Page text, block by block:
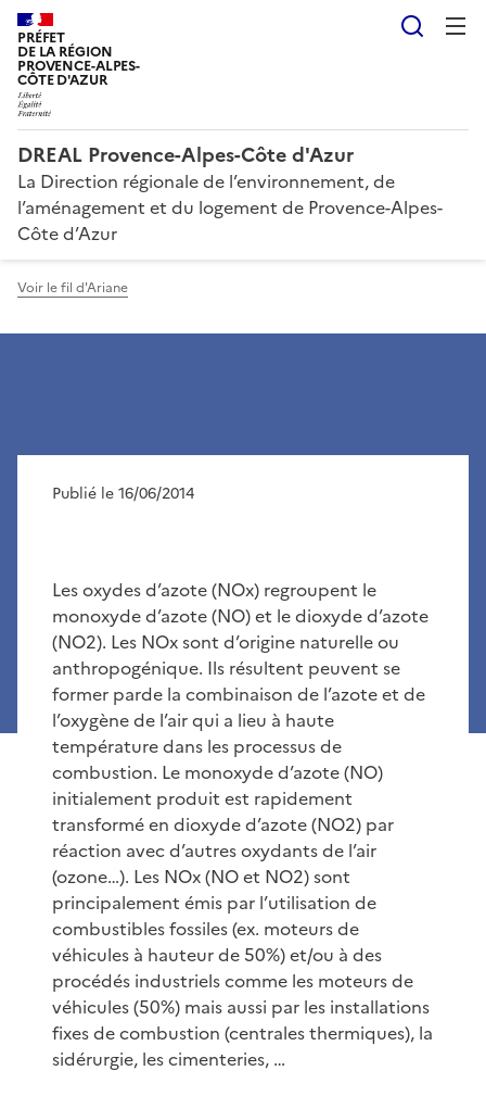
PRÉFET
DE LA RÉGION
PROVENCE-ALPES-
CÔTE D'AZUR
DREAL Provence-Alpes-Côte d'Azur
La Direction régionale de l’environnement, de
l’aménagement et du logement de Provence-Alpes-
Côte d’Azur
Voir le fil d'Ariane
Publié le 16/06/2014
Les oxydes d’azote (NOx) regroupent le
monoxyde d’azote (NO) et le dioxyde d’azote
(NO2). Les NOx sont d’origine naturelle ou
anthropogénique. Ils résultent peuvent se
former parde la combinaison de l’azote et de
l’oxygène de l’air qui a lieu à haute
température dans les processus de
combustion. Le monoxyde d’azote (NO)
initialement produit est rapidement
transformé en dioxyde d’azote (NO2) par
réaction avec d’autres oxydants de l’air
(ozone…). Les NOx (NO et NO2) sont
principalement émis par l’utilisation de
combustibles fossiles (ex. moteurs de
véhicules à hauteur de 50%) et/ou à des
procédés industriels comme les moteurs de
véhicules (50%) mais aussi par les installations
fixes de combustion (centrales thermiques), la
sidérurgie, les cimenteries, …